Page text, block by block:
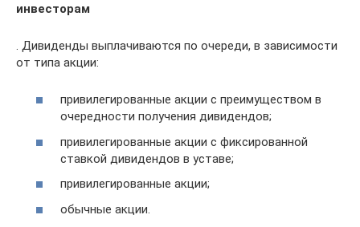
инвесторам
. Дивиденды выплачиваются по очереди, в зависимости
от типа акции:
привилегированные акции с преимуществом в
очередности получения дивидендов;
привилегированные акции с фиксированной
ставкой дивидендов в уставе;
привилегированные акции;
обычные акции.